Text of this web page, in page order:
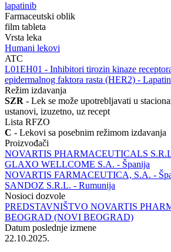
lapatinib
Farmaceutski oblik
film tableta
Vrsta leka
Humani lekovi
ATC
‍L01EH01 - Inhibitori tirozin kinaze
epidermalnog faktora rasta (HER2) -
Režim izdavanja
SZR - Lek se može upotrebljavati u
ustanovi, izuzetno, uz recept
Lista RFZO
C - Lekovi sa posebnim režimom izdavanja
Proizvođači
NOVARTIS PHARMACEUTICALS
GLAXO WELLCOME S.A. - Španija
NOVARTIS FARMACEUTICA, S.A. -
SANDOZ S.R.L. - Rumunija
Nosioci dozvole
PREDSTAVNIŠTVO NOVARTIS
BEOGRAD (NOVI BEOGRAD)
Datum poslednje izmene
22.10.2025.